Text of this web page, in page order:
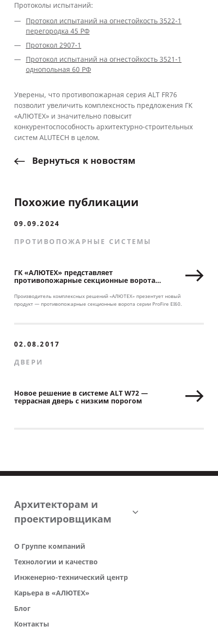
Протоколы испытаний:
Протокол испытаний на огнестойкость 3522-1
перегородка 45 РФ
Протокол 2907-1
Протокол испытаний на огнестойкость 3521-1
однопольная 60 РФ
Уверены, что противопожарная серия ALT FR76
позволит увеличить комплексность предложения ГК
«АЛЮТЕХ» и значительно повысит
конкурентоспособность архитектурно-строительных
систем ALUTECH в целом.
Вернуться к новостям
Похожие публикации
09.09.2024
ПРОТИВОПОЖАРНЫЕ СИСТЕМЫ
ГК «АЛЮТЕХ» представляет
противопожарные секционные ворота
Производитель комплексных решений «АЛЮТЕХ» презентует новый
продукт — противопожарные секционные ворота серии ProFire EI60.
02.08.2017
ДВЕРИ
Новое решение в системе ALT W72 —
террасная дверь с низким порогом
Архитекторам и
проектировщикам
О Группе компаний
Технологии и качество
Инженерно-технический центр
Карьера в «АЛЮТЕХ»
Блог
Контакты